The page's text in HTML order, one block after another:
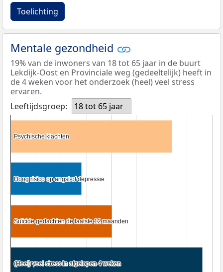
Toelichting
Mentale gezondheid
19% van de inwoners van 18 tot 65 jaar in de buurt
Lekdijk-Oost en Provinciale weg (gedeeltelijk) heeft in
de 4 weken voor het onderzoek (heel) veel stress
ervaren.
Leeftijdsgroep:
18 tot 65 jaar
Psychische klachten
Psychische klachten
Hoog risico op angst of depressie
Hoog risico op angst of depressie
Suïcide gedachten de laatste 12 maanden
Suïcide gedachten de laatste 12 maanden
(Heel) veel stress in afgelopen 4 weken
(Heel) veel stress in afgelopen 4 weken